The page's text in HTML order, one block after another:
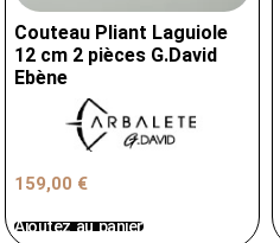
Couteau Pliant Laguiole
12 cm 2 pièces G.David
Ebène
159,00 €
Ajoutez au panier